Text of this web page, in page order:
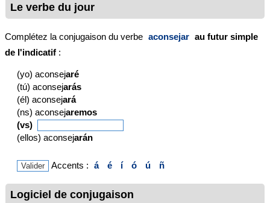
Le verbe du jour
Complétez la conjugaison du verbe aconsejar au futur simple
de l'indicatif :
(yo) aconsejaré
(tú) aconsejarás
(él) aconsejará
(ns) aconsejaremos
(vs)
(ellos) aconsejarán
Accents : á é í ó ú ñ
Logiciel de conjugaison